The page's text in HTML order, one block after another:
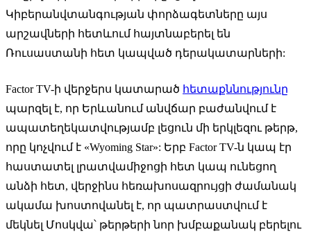
Կիբերանվտանգության փորձագետները այս
արշավների հետևում հայտնաբերել են
Ռուսաստանի հետ կապված դերակատարների:
Factor TV-ի վերջերս կատարած հետաքննությունը
պարզել է, որ Երևանում անվճար բաժանվում է
ապատեղեկատվությամբ լեցուն մի երկլեզու թերթ,
որը կոչվում է «Wyoming Star»: Երբ Factor TV-ն կապ էր
հաստատել լրատվամիջոցի հետ կապ ունեցող
անձի հետ, վերջինս հեռախոսազրույցի ժամանակ
ակամա խոստովանել է, որ պատրաստվում է
մեկնել Մոսկվա՝ թերթերի նոր խմբաքանակ բերելու